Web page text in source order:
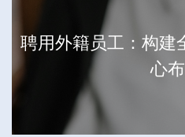
聘用外籍员工：构建
心